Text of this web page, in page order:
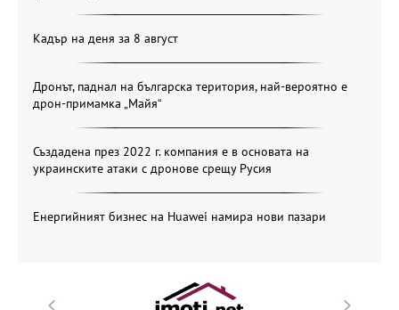
Кадър на деня за 8 август
Дронът, паднал на българска територия, най-вероятно е
дрон-примамка „Майя“
Създадена през 2022 г. компания е в основата на
украинските атаки с дронове срещу Русия
Енергийният бизнес на Huawei намира нови пазари